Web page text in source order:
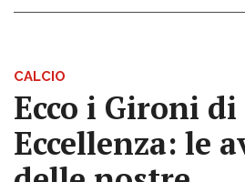
CALCIO
Ecco i Gironi di
Eccellenza: le